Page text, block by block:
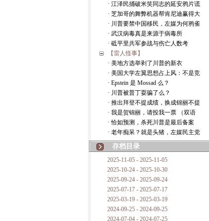
· 江泽民捅破米笑同志的延安鸦片谎
· 芝加哥的舞弊机器帮肯尼迪赢得大
· 川普要禁中国移民，左媒为何鸦雀
· 武汉病毒真是来源于病毒所
· 砥平里共军参战与伤亡人数考
【雷人怪事】
· 美地方选举剥了川普的新衣
· 美国大学左翼思想占上风：不是竞
· Epstein 是 Mossad 么？
· 川普被普丁耍骗了么？
· 推出拜登不提成绩，换成锦丽不提
· 我是贺锦丽，请投我一票 （双语
· 恰如预测，杀死川普是最后备案
· 老年痴呆？就是头猪，左媒民主党
存档目录
2025-11-05 - 2025-11-05
2025-10-24 - 2025-10-30
2025-09-24 - 2025-09-24
2025-07-17 - 2025-07-17
2025-03-19 - 2025-03-19
2024-09-25 - 2024-09-25
2024-07-04 - 2024-07-25